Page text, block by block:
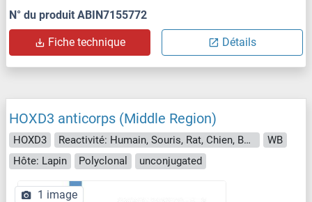
N° du produit ABIN7155772
Fiche technique Détails
HOXD3 anticorps (Middle Region)
HOXD3 Reactivité: Humain, Souris, Rat, Chien, Boeuf (Vache), Cheval, Lapin, Cobaye
WB
Hôte: Lapin
Polyclonal unconjugated
1 image